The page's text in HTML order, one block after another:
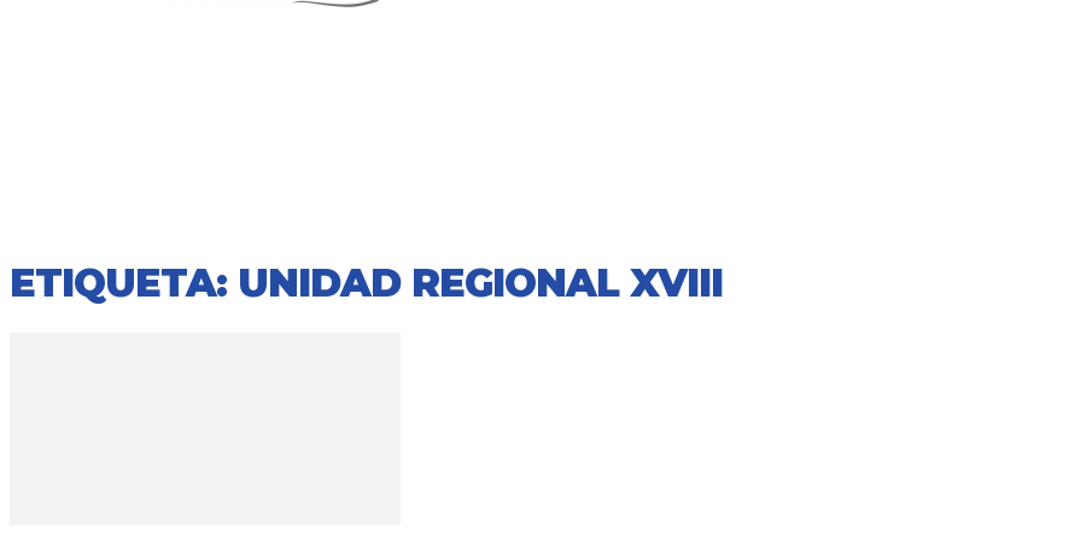
ETIQUETA: UNIDAD REGIONAL XVIII